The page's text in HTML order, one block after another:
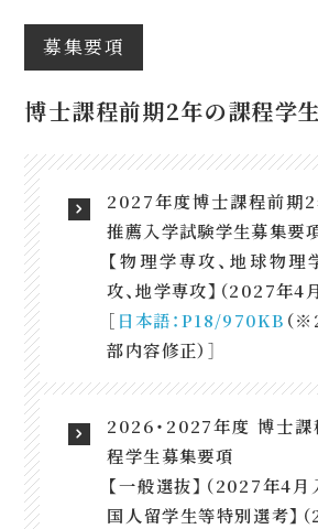
募集要項
博士課程前期2年の課程学
2027年度博士課程前期
推薦入学試験学生募集要
【物理学専攻、地球物理
攻、地学専攻】（2027年4
［ 日本語：P18/970KB （
部内容修正）］
2026・2027年度 博士課
程学生募集要項
【一般選抜】（2027年4月
国人留学生等特別選考】